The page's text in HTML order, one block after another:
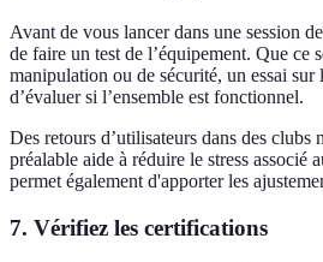
Avant de vous lancer dans une session
de faire un test de l’équipement. Que ce
manipulation ou de sécurité, un essai sur
d’évaluer si l’ensemble est fonctionnel.
Des retours d’utilisateurs dans des clubs
préalable aide à réduire le stress associé
permet également d'apporter les
7. Vérifiez les certifications